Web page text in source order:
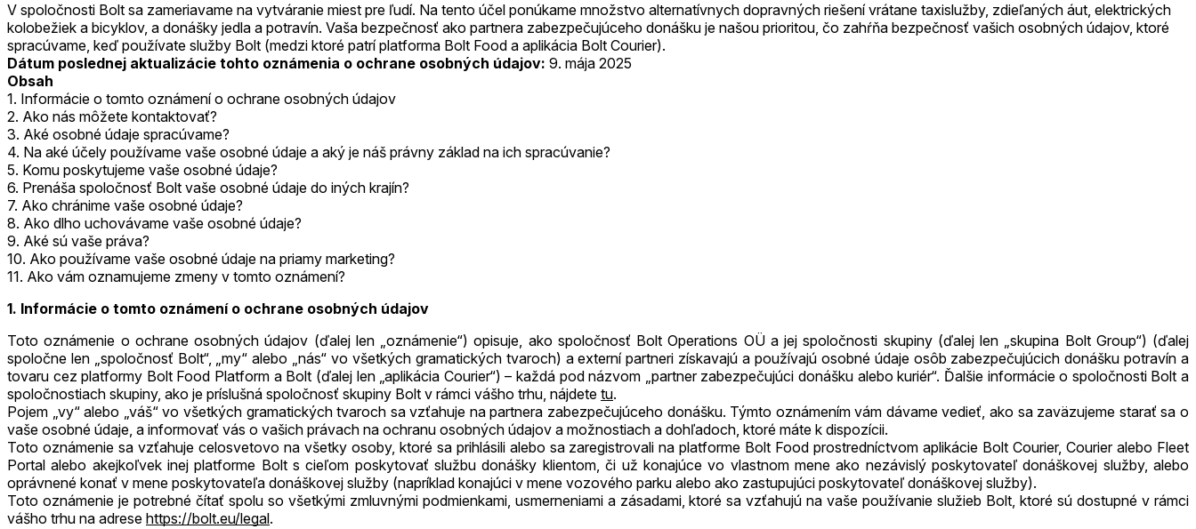
V spoločnosti Bolt sa zameriavame na vytváranie miest pre ľudí. Na tento účel ponúkame množstvo alternatívnych dopravných riešení vrátane taxislužby, zdieľaných áut, elektrických
kolobežiek a bicyklov, a donášky jedla a potravín. Vaša bezpečnosť ako partnera zabezpečujúceho donášku je našou prioritou, čo zahŕňa bezpečnosť vašich osobných údajov, ktoré
spracúvame, keď používate služby Bolt (medzi ktoré patrí platforma Bolt Food a aplikácia Bolt Courier).
Dátum poslednej aktualizácie tohto oznámenia o ochrane osobných údajov: 9. mája 2025
Obsah
1. Informácie o tomto oznámení o ochrane osobných údajov
2. Ako nás môžete kontaktovať?
3. Aké osobné údaje spracúvame?
4. Na aké účely používame vaše osobné údaje a aký je náš právny základ na ich spracúvanie?
5. Komu poskytujeme vaše osobné údaje?
6. Prenáša spoločnosť Bolt vaše osobné údaje do iných krajín?
7. Ako chránime vaše osobné údaje?
8. Ako dlho uchovávame vaše osobné údaje?
9. Aké sú vaše práva?
10. Ako používame vaše osobné údaje na priamy marketing?
11. Ako vám oznamujeme zmeny v tomto oznámení?
1. Informácie o tomto oznámení o ochrane osobných údajov
Toto oznámenie o ochrane osobných údajov (ďalej len „oznámenie“) opisuje, ako spoločnosť Bolt Operations OÜ a jej spoločnosti skupiny (ďalej len „skupina Bolt Group“) (ďalej
spoločne len „spoločnosť Bolt“, „my“ alebo „nás“ vo všetkých gramatických tvaroch) a externí partneri získavajú a používajú osobné údaje osôb zabezpečujúcich donášku potravín a
tovaru cez platformy Bolt Food Platform a Bolt (ďalej len „aplikácia Courier“) – každá pod názvom „partner zabezpečujúci donášku alebo kuriér“. Ďalšie informácie o spoločnosti Bolt a
spoločnostiach skupiny, ako je príslušná spoločnosť skupiny Bolt v rámci vášho trhu, nájdete tu.
Pojem „vy“ alebo „váš“ vo všetkých gramatických tvaroch sa vzťahuje na partnera zabezpečujúceho donášku. Týmto oznámením vám dávame vedieť, ako sa zaväzujeme starať sa o
vaše osobné údaje, a informovať vás o vašich právach na ochranu osobných údajov a možnostiach a dohľadoch, ktoré máte k dispozícii.
Toto oznámenie sa vzťahuje celosvetovo na všetky osoby, ktoré sa prihlásili alebo sa zaregistrovali na platforme Bolt Food prostredníctvom aplikácie Bolt Courier, Courier alebo Fleet
Portal alebo akejkoľvek inej platforme Bolt s cieľom poskytovať službu donášky klientom, či už konajúce vo vlastnom mene ako nezávislý poskytovateľ donáškovej služby, alebo
oprávnené konať v mene poskytovateľa donáškovej služby (napríklad konajúci v mene vozového parku alebo ako zastupujúci poskytovateľ donáškovej služby).
Toto oznámenie je potrebné čítať spolu so všetkými zmluvnými podmienkami, usmerneniami a zásadami, ktoré sa vzťahujú na vaše používanie služieb Bolt, ktoré sú dostupné v rámci
vášho trhu na adrese https://bolt.eu/legal.